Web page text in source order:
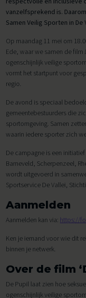
vanzelfsprekend is.
Samen Veilig Sporten in De
Op maandag 11 mei om
Ede, waar we samen de film
ogenschijnlijk veilige
vormt het startpunt voor
regio.
De avond is speciaal
gemeentebestuurders die
sportomgeving. Samen
waarin iedere sporter zich
De campagne is een
Barneveld, Scherpenzeel,
wordt uitgevoerd in
Sportservice De Vallei,
Aanmelden
Aanmelden kan via: https://
Ken je iemand voor wie dit
binnen je netwerk.
Over de film
De Pupil laat zien hoe
ogenschijnlijk veilige